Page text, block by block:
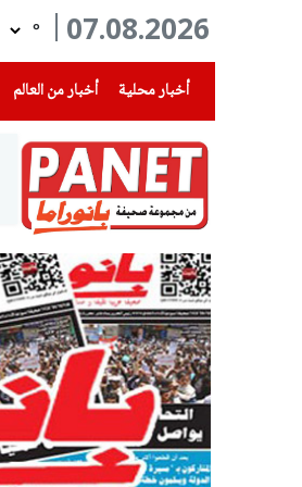
07.08.2026
°
أخبار محلية
(current) أخبار من العالم